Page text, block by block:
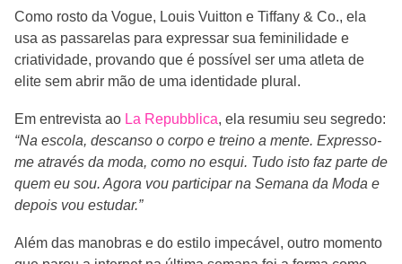
Como rosto da Vogue, Louis Vuitton e Tiffany & Co., ela
usa as passarelas para expressar sua feminilidade e
criatividade, provando que é possível ser uma atleta de
elite sem abrir mão de uma identidade plural.
Em entrevista ao La Repubblica, ela resumiu seu segredo:
“Na escola, descanso o corpo e treino a mente. Expresso-
me através da moda, como no esqui. Tudo isto faz parte de
quem eu sou. Agora vou participar na Semana da Moda e
depois vou estudar.”
Além das manobras e do estilo impecável, outro momento